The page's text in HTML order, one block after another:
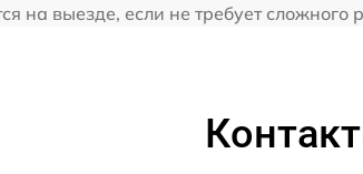
на выезде, если не требует